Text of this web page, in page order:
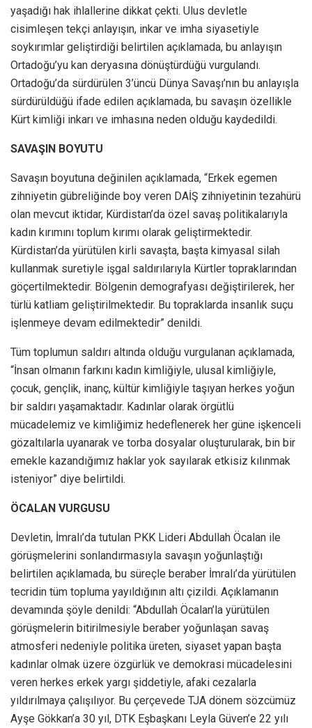
yaşadığı hak ihlallerine dikkat çekti. Ulus devletle
cisimleşen tekçi anlayışın, inkar ve imha siyasetiyle
soykırımlar geliştirdiği belirtilen açıklamada, bu anlayışın
Ortadoğu’yu kan deryasına dönüştürdüğü vurgulandı.
Ortadoğu’da sürdürülen 3’üncü Dünya Savaşı’nın bu anlayışla
sürdürüldüğü ifade edilen açıklamada, bu savaşın özellikle
Kürt kimliği inkarı ve imhasına neden olduğu kaydedildi.
SAVAŞIN BOYUTU
Savaşın boyutuna değinilen açıklamada, “Erkek egemen
zihniyetin gübreliğinde boy veren DAİŞ zihniyetinin tezahürü
olan mevcut iktidar, Kürdistan’da özel savaş politikalarıyla
kadın kırımını toplum kırımı olarak geliştirmektedir.
Kürdistan’da yürütülen kirli savaşta, başta kimyasal silah
kullanmak suretiyle işgal saldırılarıyla Kürtler topraklarından
göçertilmektedir. Bölgenin demografyası değiştirilerek, her
türlü katliam geliştirilmektedir. Bu topraklarda insanlık suçu
işlenmeye devam edilmektedir” denildi.
Tüm toplumun saldırı altında olduğu vurgulanan açıklamada,
“İnsan olmanın farkını kadın kimliğiyle, ulusal kimliğiyle,
çocuk, gençlik, inanç, kültür kimliğiyle taşıyan herkes yoğun
bir saldırı yaşamaktadır. Kadınlar olarak örgütlü
mücadelemiz ve kimliğimiz hedeflenerek her güne işkenceli
gözaltılarla uyanarak ve torba dosyalar oluşturularak, bin bir
emekle kazandığımız haklar yok sayılarak etkisiz kılınmak
isteniyor” diye belirtildi.
ÖCALAN VURGUSU
Devletin, İmralı’da tutulan PKK Lideri Abdullah Öcalan ile
görüşmelerini sonlandırmasıyla savaşın yoğunlaştığı
belirtilen açıklamada, bu süreçle beraber İmralı’da yürütülen
tecridin tüm topluma yayıldığının altı çizildi. Açıklamanın
devamında şöyle denildi: “Abdullah Öcalan’la yürütülen
görüşmelerin bitirilmesiyle beraber yoğunlaşan savaş
atmosferi nedeniyle politika üreten, siyaset yapan başta
kadınlar olmak üzere özgürlük ve demokrasi mücadelesini
veren herkes erkek yargı şiddetiyle, afaki cezalarla
yıldırılmaya çalışılıyor. Bu çerçevede TJA dönem sözcümüz
Ayşe Gökkan’a 30 yıl, DTK Eşbaşkanı Leyla Güven’e 22 yılı